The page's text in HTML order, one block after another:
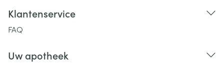
Klantenservice
FAQ
Uw apotheek